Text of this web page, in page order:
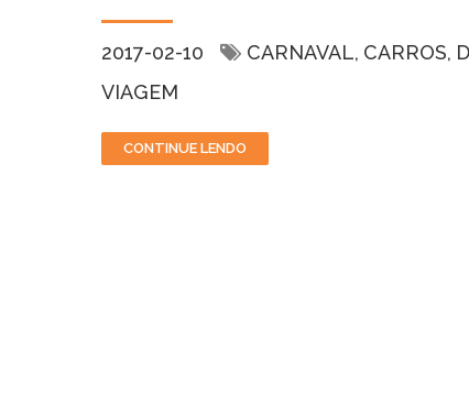
2017-02-10 CARNAVAL CARROS
VIAGEM
CONTINUE LENDO